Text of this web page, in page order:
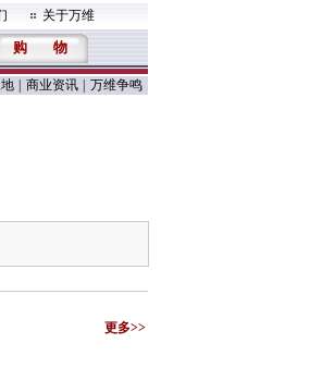
关于万维
购 物
商业资讯 万维争鸣
更多>>